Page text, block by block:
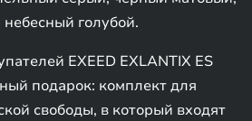
голубой.
EXEED EXLANTIX ES
подарок: комплект для
свободы, в который входят